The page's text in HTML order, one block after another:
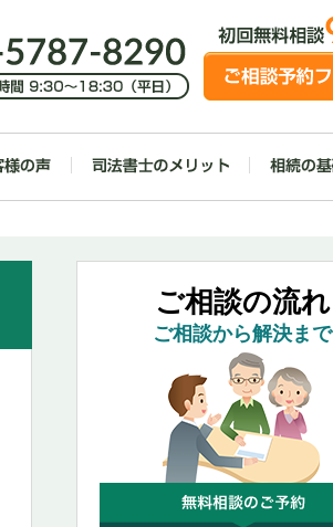
ご相談の流れ
ご相談から解決まで